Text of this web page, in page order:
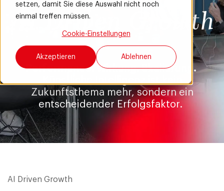
setzen, damit Sie diese Auswahl nicht noch
einmal treffen müssen.
Cookie-Einstellungen
Akzeptieren Ablehnen
AI Driven Growth
Performance. Wirkung. Skalierung.
Zukunftsthema mehr, sondern ein
entscheidender Erfolgsfaktor.
AI Driven Growth